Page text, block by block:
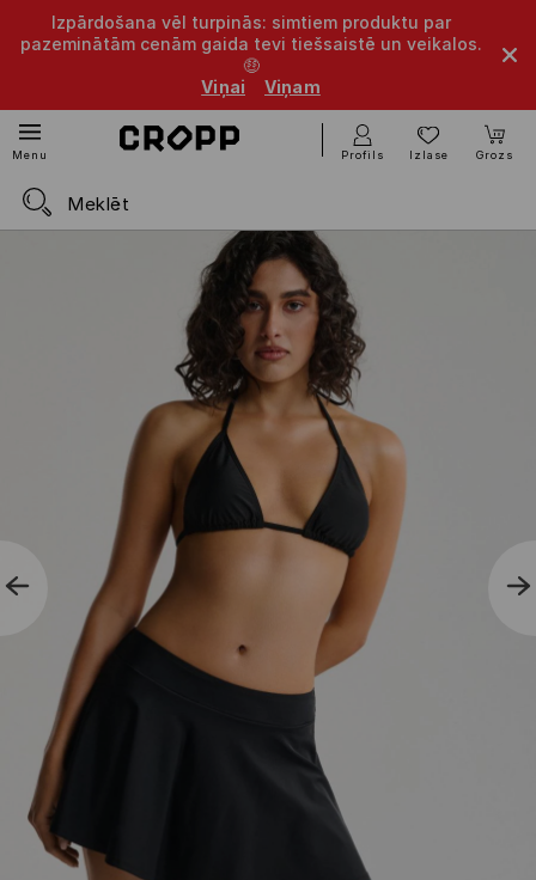
Izpārdošana vēl turpinās: simtiem produktu par
pazeminātām cenām gaida tevi tiešsaistē un veikalos.
🤑
Viņai
Viņam
Menu Profils Izlase Grozs